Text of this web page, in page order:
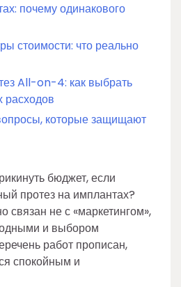
почему одинакового
стоимости: что реально
All-on-4: как выбрать
которые защищают
бюджет, если
протез на имплантах?
связан не с «маркетингом»,
и выбором
работ прописан,
спокойным и